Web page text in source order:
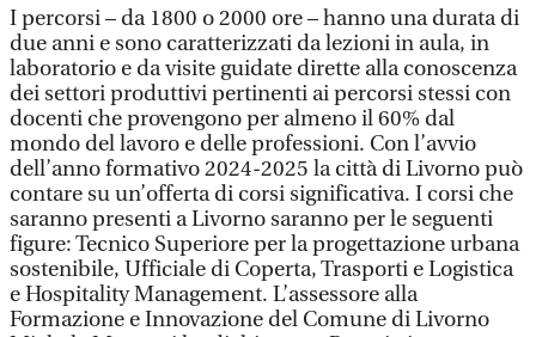
I percorsi – da 1800 o 2000 ore – hanno una durata di
due anni e sono caratterizzati da lezioni in aula, in
laboratorio e da visite guidate dirette alla conoscenza
dei settori produttivi pertinenti ai percorsi stessi con
docenti che provengono per almeno il 60% dal
mondo del lavoro e delle professioni. Con l’avvio
dell’anno formativo 2024-2025 la città di Livorno può
contare su un’offerta di corsi significativa. I corsi che
saranno presenti a Livorno saranno per le seguenti
figure: Tecnico Superiore per la progettazione urbana
sostenibile, Ufficiale di Coperta, Trasporti e Logistica
e Hospitality Management. L’assessore alla
Formazione e Innovazione del Comune di Livorno